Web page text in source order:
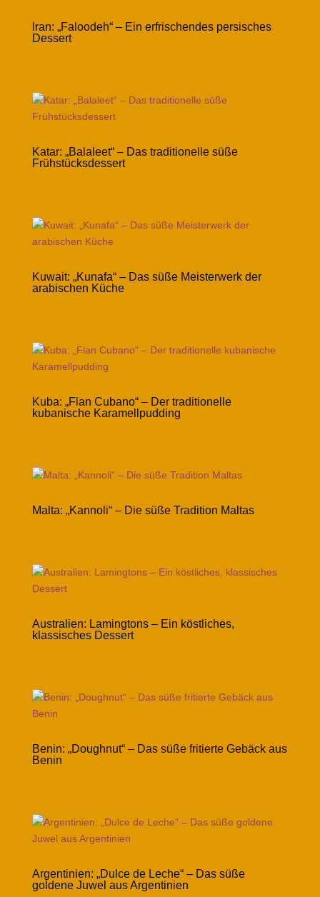
Iran: „Faloodeh“ – Ein erfrischendes persisches
Dessert
Katar: „Balaleet“ – Das traditionelle süße
Frühstücksdessert
Kuwait: „Kunafa“ – Das süße Meisterwerk der
arabischen Küche
Kuba: „Flan Cubano“ – Der traditionelle
kubanische Karamellpudding
Malta: „Kannoli“ – Die süße Tradition Maltas
Australien: Lamingtons – Ein köstliches,
klassisches Dessert
Benin: „Doughnut“ – Das süße fritierte Gebäck aus
Benin
Argentinien: „Dulce de Leche“ – Das süße
goldene Juwel aus Argentinien